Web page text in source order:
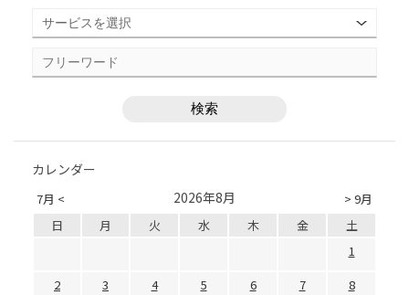
カレンダー
7月 < > 9月
2026年8月
日 月 火 水 木 金
土
1
2
3 4 5 6 7
8